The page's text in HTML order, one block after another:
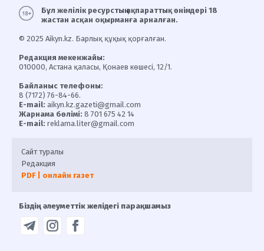
Бұл желілік ресурстың ақпараттық өнімдері 18
жастан асқан оқырманға арналған.
© 2025 Aikyn.kz. Барлық құқық қорғалған.
Редакция мекенжайы:
010000, Астана қаласы, Қонаев көшесі, 12/1.
Байланыс телефоны:
8 (7172) 76-84-66.
E-mail: aikyn.kz.gazeti@gmail.com
Жарнама бөлімі: 8 701 675 42 14
E-mail: reklama.liter@gmail.com
Сайт туралы
Редакция
PDF | онлайн газет
Біздің әлеуметтік желідегі парақшамыз